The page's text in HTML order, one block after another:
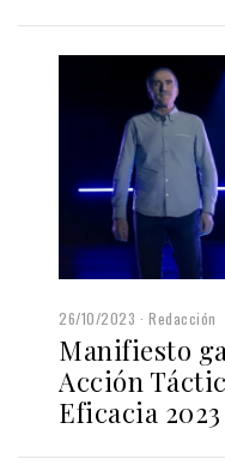
26/10/2023 Redacción
Manifiesto
Acción
Eficacia 2023